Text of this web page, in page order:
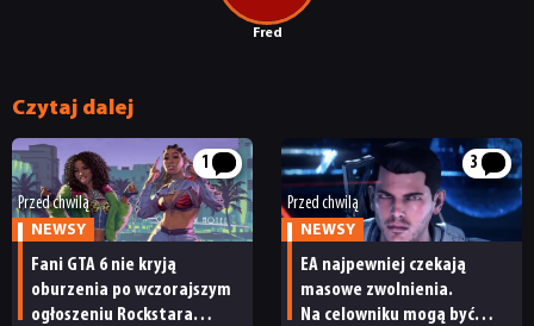
Fred
Czytaj dalej
1
Przed chwilą
NEWSY
Fani GTA 6 nie kryją
oburzenia po wczorajszym
ogłoszeniu Rockstara
3
Przed chwilą
NEWSY
EA najpewniej czekają
masowe zwolnienia.
Na celowniku mogą być